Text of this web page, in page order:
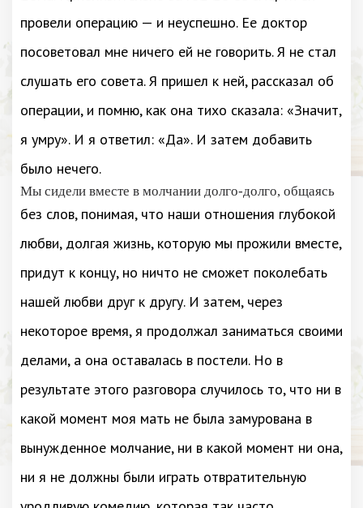
провели операцию — и неуспешно. Ее доктор
посоветовал мне ничего ей не говорить. Я не стал
слушать его совета. Я пришел к ней, рассказал об
операции, и помню, как она тихо сказала: «Значит,
я умру». И я ответил: «Да». И затем добавить
было нечего.
Мы сидели вместе в молчании долго-долго, общаясь
без слов, понимая, что наши отношения глубокой
любви, долгая жизнь, которую мы прожили вместе,
придут к концу, но ничто не сможет поколебать
нашей любви друг к другу. И затем, через
некоторое время, я продолжал заниматься своими
делами, а она оставалась в постели. Но в
результате этого разговора случилось то, что ни в
какой момент моя мать не была замурована в
вынужденное молчание, ни в какой момент ни она,
ни я не должны были играть отвратительную